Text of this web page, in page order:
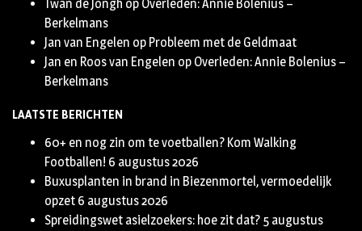
Twan de Jongh op Overleden: Annie Bolenius –
Berkelmans
Jan van Engelen op Probleem met de Geldmaat
Jan en Roos van Engelen op Overleden: Annie Bolenius –
Berkelmans
LAATSTE BERICHTEN
60+ en nog zin om te voetballen? Kom Walking
Footballen! 6 augustus 2026
Buxusplanten in brand in Biezenmortel, vermoedelijk
opzet 6 augustus 2026
Spreidingswet asielzoekers: hoe zit dat? 5 augustus